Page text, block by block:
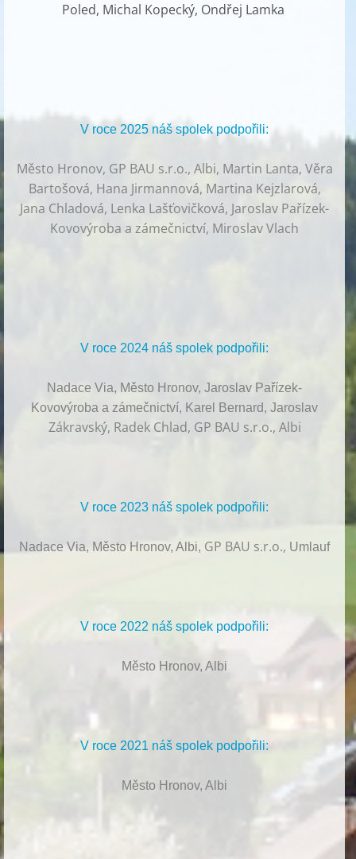
Poled, Michal Kopecký, Ondřej Lamka
V roce 2025 náš spolek podpořili:
Město Hronov, GP BAU s.r.o., Albi, Martin Lanta, Věra
Bartošová, Hana Jirmannová, Martina Kejzlarová,
Jana Chladová, Lenka Lašťovičková, Jaroslav Pařízek-
Kovovýroba a zámečnictví, Miroslav Vlach
V roce 2024 náš spolek podpořili:
Nadace Via, Město Hronov, Jaroslav Pařízek-
Kovovýroba a zámečnictví, Karel Bernard, Jaroslav
Zákravský, Radek Chlad, GP BAU s.r.o., Albi
V roce 2023 náš spolek podpořili:
Nadace Via, Město Hronov, Albi, GP BAU s.r.o., Umlauf
V roce 2022 náš spolek podpořili:
Město Hronov, Albi
V roce 2021 náš spolek podpořili:
Město Hronov, Albi